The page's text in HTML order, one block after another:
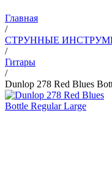
Главная
/
СТРУННЫЕ
/
Гитары
/
Dunlop 278 Red Blues